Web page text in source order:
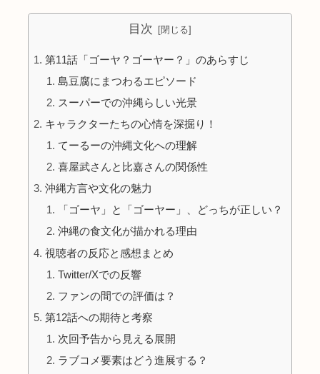
目次
第11話「ゴーヤ？ゴーヤー？」のあらすじ
島豆腐にまつわるエピソード
スーパーでの沖縄らしい光景
キャラクターたちの心情を深掘り！
てーるーの沖縄文化への理解
喜屋武さんと比嘉さんの関係性
沖縄方言や文化の魅力
「ゴーヤ」と「ゴーヤー」、どっちが正しい？
沖縄の食文化が描かれる理由
視聴者の反応と感想まとめ
Twitter/Xでの反響
ファンの間での評価は？
第12話への期待と考察
次回予告から見える展開
ラブコメ要素はどう進展する？